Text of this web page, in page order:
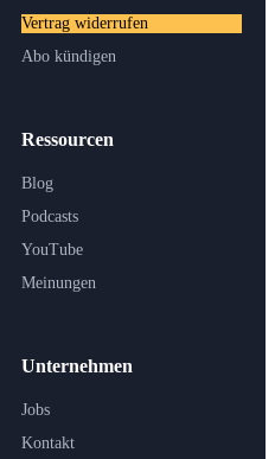
Ressourcen
Blog
Podcasts
YouTube
Meinungen
Unternehmen
Jobs
Kontakt
Vertrag widerrufen
Abo kündigen